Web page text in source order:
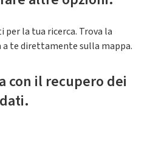
la tua ricerca. Trova la
a te direttamente sulla mappa.
con il recupero dei
dati.